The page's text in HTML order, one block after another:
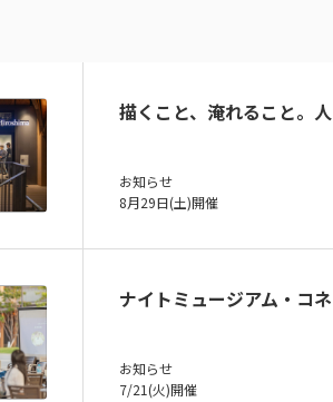
描くこと、淹れること。
お知らせ
8月29日(土)開催
ナイトミュージアム・コ
お知らせ
7/21(火)開催